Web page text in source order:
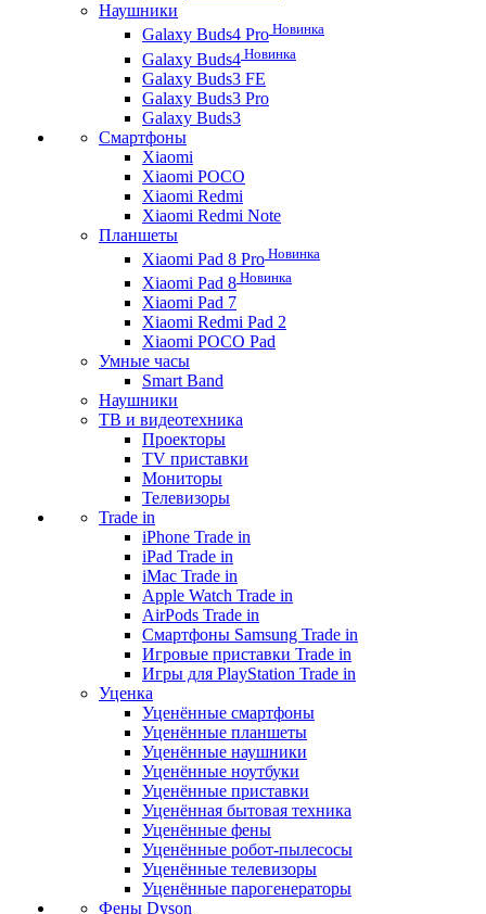
Наушники
Galaxy Buds4 Pro Новинка
Galaxy Buds4 Новинка
Galaxy Buds3 FE
Galaxy Buds3 Pro
Galaxy Buds3
Смартфоны
Xiaomi
Xiaomi POCO
Xiaomi Redmi
Xiaomi Redmi Note
Планшеты
Xiaomi Pad 8 Pro Новинка
Xiaomi Pad 8 Новинка
Xiaomi Pad 7
Xiaomi Redmi Pad 2
Xiaomi POCO Pad
Умные часы
Smart Band
Наушники
ТВ и видеотехника
Проекторы
TV приставки
Мониторы
Телевизоры
Trade in
iPhone Trade in
iPad Trade in
iMac Trade in
Apple Watch Trade in
AirPods Trade in
Смартфоны Samsung Trade in
Игровые приставки Trade in
Игры для PlayStation Trade in
Уценка
Уценённые смартфоны
Уценённые планшеты
Уценённые наушники
Уценённые ноутбуки
Уценённые приставки
Уценённая бытовая техника
Уценённые фены
Уценённые робот-пылесосы
Уценённые телевизоры
Уценённые парогенераторы
Фены Dyson